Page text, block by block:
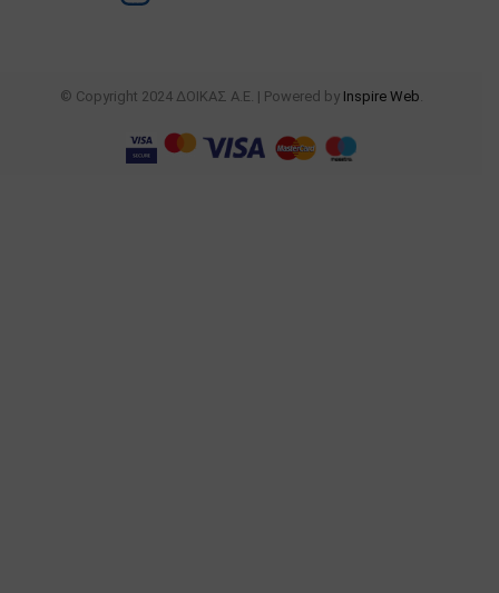
© Copyright 2024 ΔΟΙΚΑΣ Α.Ε. | Powered by Inspire Web